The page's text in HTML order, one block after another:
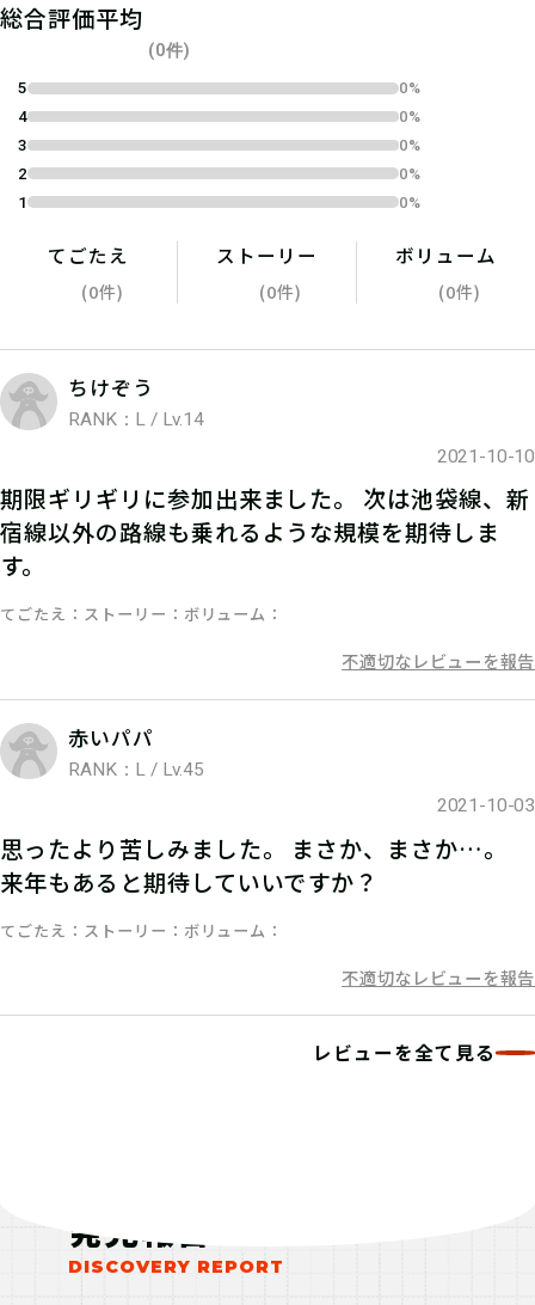
04Webで報告
手に入れたキーワードを報告用サイト
に入力、クリア画像が表示されたらゲ
ームクリアです。
05抽選に応募
アンケートに回答し、豪華賞品のあた
06ポイントをGET！
ポイントをGET！
総合評価平均
(0件)
5
0%
4
0%
3
0%
2
0%
1
0%
てごたえ
(0件)
ストーリー
(0件)
ボリューム
(0件)
ちけぞう
RANK：L / Lv.14
2021-10-10
期限ギリギリに参加出来ました。 次は池袋線、新
宿線以外の路線も乗れるような規模を期待しま
す。
てごたえ ストーリー ボリューム
不適切なレビューを報告
赤いパパ
RANK：L / Lv.45
2021-10-03
思ったより苦しみました。 まさか、まさか…。
来年もあると期待していいですか？
てごたえ ストーリー ボリューム
不適切なレビューを報告
レビューを全て見る
発見報告